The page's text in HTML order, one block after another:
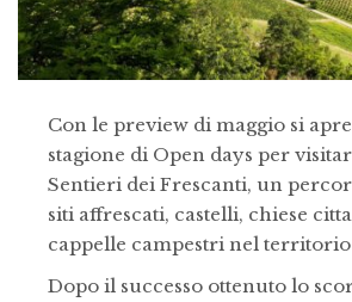
Con le preview di maggio si
stagione di Open days per
Sentieri dei Frescanti, un
siti affrescati, castelli, chiese
cappelle campestri nel
Dopo il successo ottenuto lo